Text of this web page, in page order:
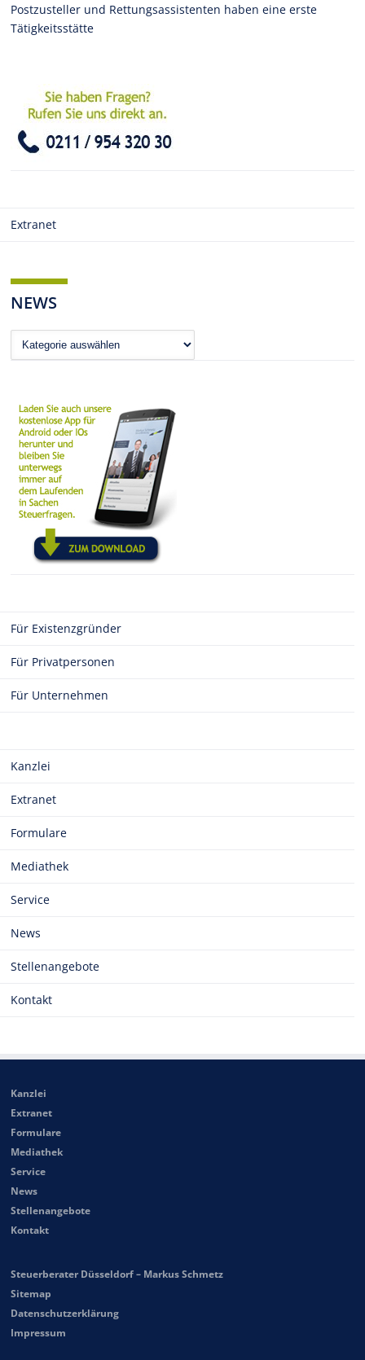
Postzusteller und Rettungsassistenten haben eine erste
Tätigkeitsstätte
Extranet
NEWS
News
Für Existenzgründer
Für Privatpersonen
Für Unternehmen
Kanzlei
Extranet
Formulare
Mediathek
Service
News
Stellenangebote
Kontakt
Kanzlei
Extranet
Formulare
Mediathek
Service
News
Stellenangebote
Kontakt
Steuerberater Düsseldorf – Markus Schmetz
Sitemap
Datenschutzerklärung
Impressum